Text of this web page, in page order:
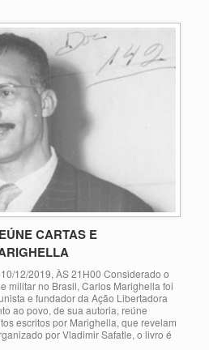
CARTAS E
12/2019, ÀS 21H00 Considerado o
militar no Brasil, Carlos Marighella foi
e fundador da Ação Libertadora
ao povo, de sua autoria, reúne
escritos por Marighella, que revelam
por Vladimir Safatle, o livro é